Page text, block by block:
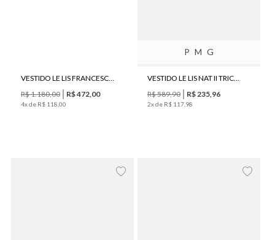
VESTIDO LE LIS FRANCESCA FEMININO
R$1.180,00 R$472,00
4x de R$ 118,00
P M G
VESTIDO LE LIS NAT II TRICOT FEMININO
R$589,90 R$235,96
2x de R$ 117,98